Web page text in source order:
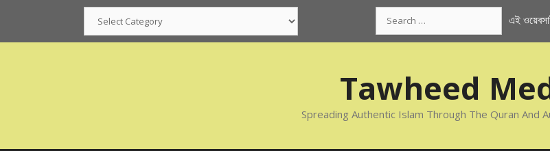
content
for:
এই
Tawheed
Spreading Authentic Islam Through The Quran And